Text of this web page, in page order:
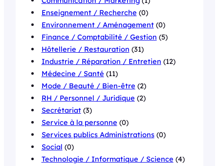
Enseignement / Recherche (0)
Environnement / Aménagement(0)
Finance / Comptabilité / Gestion (5)
Hôtellerie / Restauration (31)
Industrie / Réparation / Entretien (12)
Médecine / Santé (11)
Mode / Beauté / Bien-être (2)
RH / Personnel / Juridique (2)
Secrétariat(3)
Service à la personne (0)
Services publics Administrations(0)
Social (0)
Technologie / Informatique / Science (4)